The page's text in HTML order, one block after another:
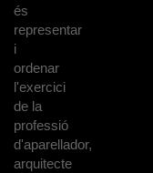
és
representar
i
ordenar
l'exercici
de la
professió
d'aparellador,
arquitecte